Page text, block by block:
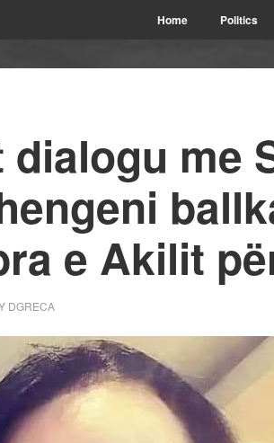
Home Politics
me
e Akilit
DGRECA